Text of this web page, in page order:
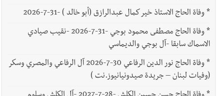
*وفاة الحاج الاستاذ خير كمال عبدالرازق (أبو خالد ) -31-7-2026
*
وفاة الحاج مصطفى محمود بوجي -31-7-2026 -نقيب صيادي
الاسماك سابقا -آل بوجي والديماسي
*
وفاة الحاج نور الدين الرفاعي 30-7-2026 آل الرفاعي والمصري وسكر
(وفيات لبنان – جريدة صيدونيانيوز.نت )